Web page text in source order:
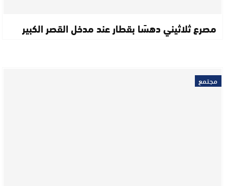
مصرع ثلاثيني دهسًا بقطار عند مدخل القصر الكبير
مجتمع